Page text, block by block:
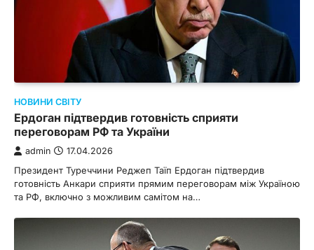
НОВИНИ СВІТУ
Ердоган підтвердив готовність сприяти
переговорам РФ та України
admin 17.04.2026
Президент Туреччини Реджеп Таїп Ердоган підтвердив
готовність Анкари сприяти прямим переговорам між Україною
та РФ, включно з можливим самітом на…